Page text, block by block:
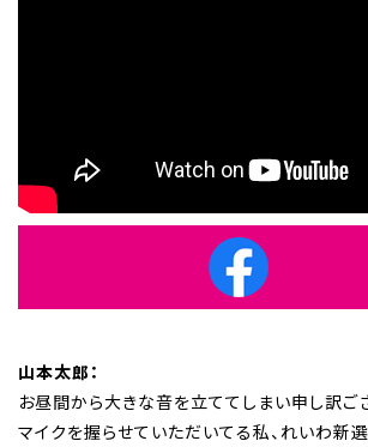
山本太郎：
お昼間から大きな音を立ててしまい申し訳ご
マイクを握らせていただいてる私、れいわ新選